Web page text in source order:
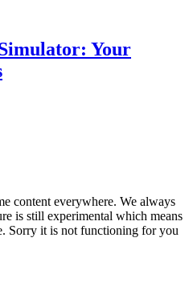
Your
content everywhere. We always
is still experimental which means
Sorry it is not functioning for you